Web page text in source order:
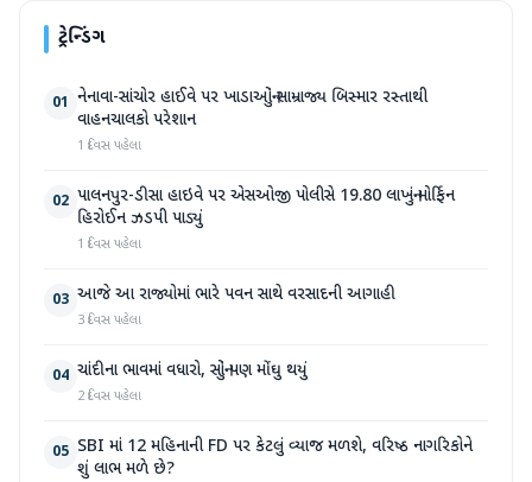
ટ્રેન્ડિંગ
01 નેનાવા-સાંચોર હાઈવે પર ખાડાઓનું સામ્રાજ્ય બિસ્માર રસ્તાથી
વાહનચાલકો પરેશાન
1 દિવસ પહેલા
02 પાલનપુર-ડીસા હાઇવે પર એસઓજી પોલીસે 19.80 લાખનું મોર્ફિન
હિરોઈન ઝડપી પાડ્યું
1 દિવસ પહેલા
03 આજે આ રાજ્યોમાં ભારે પવન સાથે વરસાદની આગાહી
3 દિવસ પહેલા
04 ચાંદીના ભાવમાં વધારો, સોનું પણ મોંઘુ થયું
2 દિવસ પહેલા
05 SBI માં 12 મહિનાની FD પર કેટલું વ્યાજ મળશે, વરિષ્ઠ નાગરિકોને
શું લાભ મળે છે?